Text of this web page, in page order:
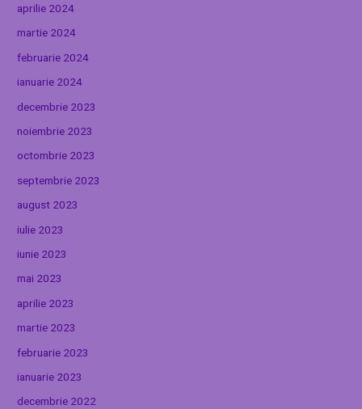
aprilie 2024
martie 2024
februarie 2024
ianuarie 2024
decembrie 2023
noiembrie 2023
octombrie 2023
septembrie 2023
august 2023
iulie 2023
iunie 2023
mai 2023
aprilie 2023
martie 2023
februarie 2023
ianuarie 2023
decembrie 2022